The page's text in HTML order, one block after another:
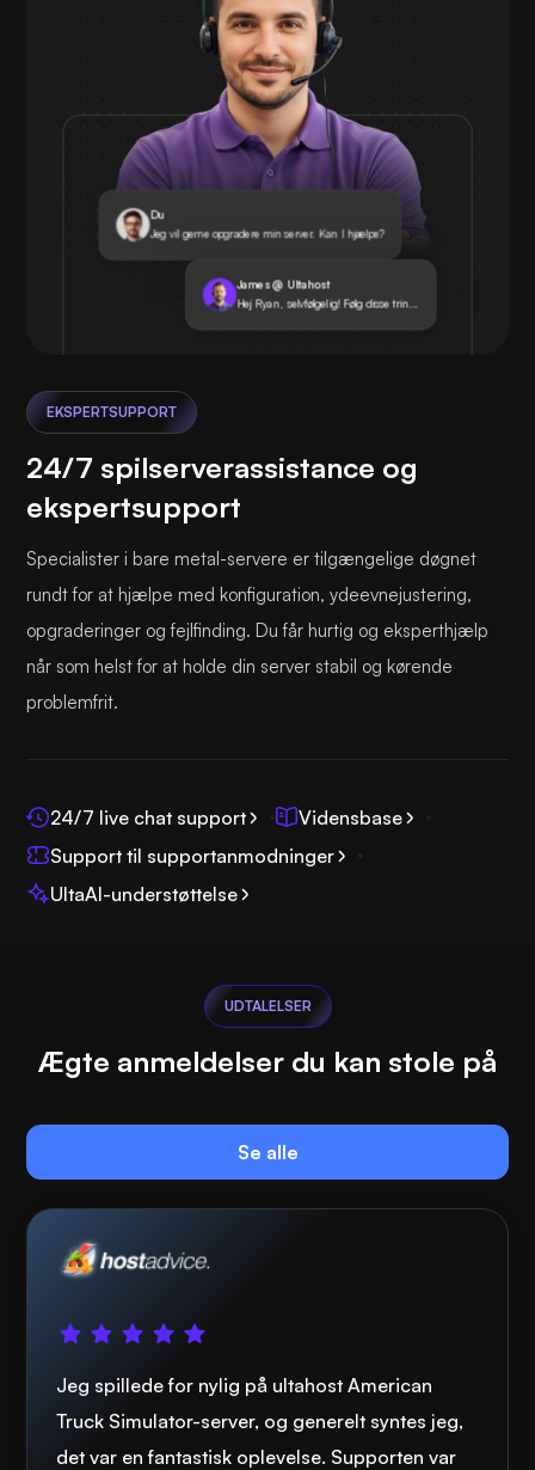
Du
Jeg vil gerne opgradere min server. Kan I hjælpe?
James @ Ultahost
Hej Ryan, selvfølgelig! Følg disse trin...
EKSPERTSUPPORT
24/7 spilserverassistance og
ekspertsupport
Specialister i bare metal-servere er tilgængelige døgnet
rundt for at hjælpe med konfiguration, ydeevnejustering,
opgraderinger og fejlfinding. Du får hurtig og eksperthjælp
når som helst for at holde din server stabil og kørende
problemfrit.
24/7 live chat support
Vidensbase
Support til supportanmodninger
UltaAI-understøttelse
UDTALELSER
Ægte anmeldelser du kan stole på
Se alle
Jeg spillede for nylig på ultahost American
Truck Simulator-server, og generelt syntes jeg,
det var en fantastisk oplevelse. Supporten var